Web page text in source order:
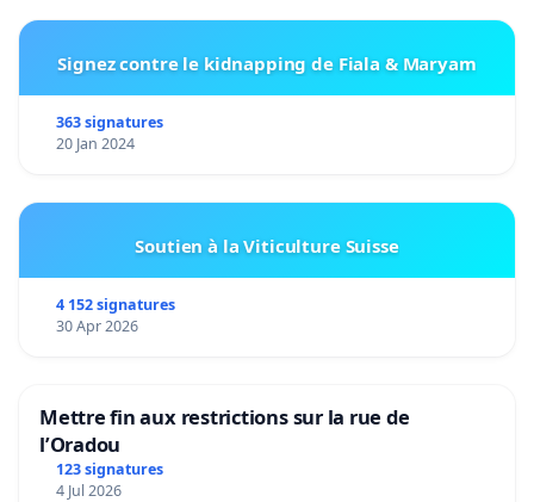
Signez contre le kidnapping de Fiala & Maryam
363 signatures
20 Jan 2024
Soutien à la Viticulture Suisse
4 152 signatures
30 Apr 2026
Mettre fin aux restrictions sur la rue de
l’Oradou
123 signatures
4 Jul 2026